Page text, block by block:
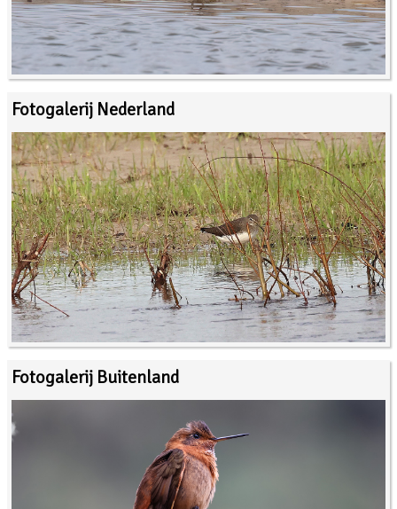
Fotogalerij Nederland
Fotogalerij Buitenland